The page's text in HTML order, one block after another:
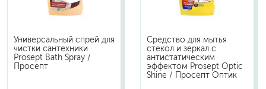
Универсальный спрей для
чистки сантехники
Prosept Bath Spray /
Просепт
Средство для мытья
стекол и зеркал с
антистатическим
эффектом Prosept Optic
Shine / Просепт Оптик